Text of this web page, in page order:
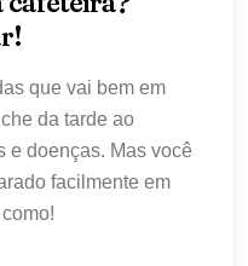
que vai bem em
da tarde ao
e doenças. Mas você
facilmente em